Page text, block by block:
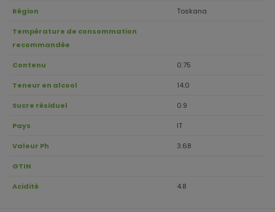
Région Toskana
Température de consommation
recommandée
Contenu 0.75
Teneur en alcool 14.0
Sucre résiduel 0.9
Pays IT
Valeur Ph 3.68
GTIN
Acidité 4.8